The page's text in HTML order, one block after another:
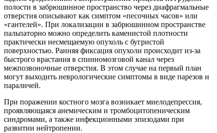
полости в забрюшинное пространство через диафрагмальные
отверстия описывают как симптом «песочных часов» или
«гантелей». При локализации в забрюшинном пространстве
пальпаторно можно определить каменистой плотности
практически несмещаемую опухоль с бугристой
поверхностью. Ранняя фиксация опухоли происходит из-за
быстрого врастания в спинномозговой канал через
межпозвоночные отверстия. В этом случае на первый план
могут выходить неврологические симптомы в виде парезов и
параличей.
При поражении костного мозга возникает миелодепрессия,
проявляющаяся анемическим и тромбоцитопеническим
синдромами, а также инфекционными эпизодами при
развитии нейтропении.